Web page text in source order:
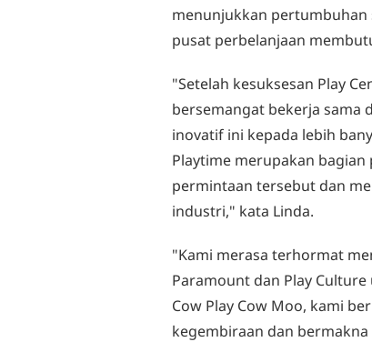
menunjukkan
pusat perbelanjaan
"Setelah kesuksesan Play
bersemangat bekerja sama
inovatif ini kepada lebih
Playtime merupakan
permintaan tersebut dan
industri," kata Linda.
"Kami merasa terhormat
Paramount dan Play
Cow Play Cow Moo, kami
kegembiraan dan